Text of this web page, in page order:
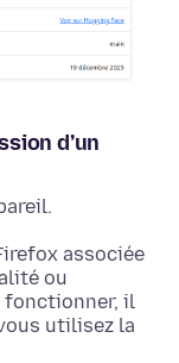
d’un
associée
ou
fonctionner, il
utilisez la